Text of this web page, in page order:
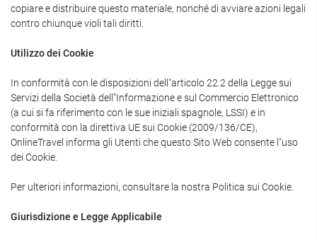
copiare e distribuire questo materiale, nonché di avviare azioni legali
contro chiunque violi tali diritti.
Utilizzo dei Cookie
In conformità con le disposizioni dell"articolo 22.2 della Legge sui
Servizi della Società dell"Informazione e sul Commercio Elettronico
(a cui si fa riferimento con le sue iniziali spagnole, LSSI) e in
conformità con la direttiva UE sui Cookie (2009/136/CE),
OnlineTravel informa gli Utenti che questo Sito Web consente l"uso
dei Cookie.
Per ulteriori informazioni, consultare la nostra Politica sui Cookie.
Giurisdizione e Legge Applicabile